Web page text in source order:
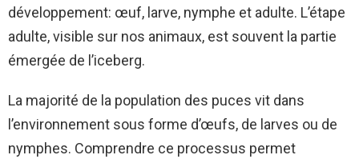
développement: œuf, larve, nymphe et adulte. L’étape
adulte, visible sur nos animaux, est souvent la partie
émergée de l’iceberg.
La majorité de la population des puces vit dans
l’environnement sous forme d’œufs, de larves ou de
nymphes. Comprendre ce processus permet